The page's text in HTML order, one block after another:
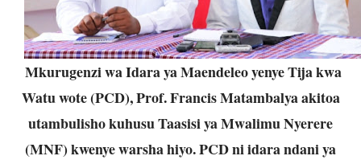
Mkurugenzi wa Idara ya Maendeleo yenye Tija kwa
Watu wote (PCD), Prof. Francis Matambalya akitoa
utambulisho kuhusu Taasisi ya Mwalimu Nyerere
(MNF) kwenye warsha hiyo. PCD ni idara ndani ya